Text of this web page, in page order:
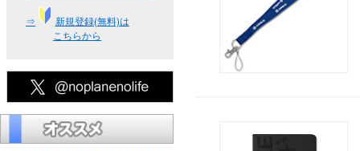
⇒
新規登録(無料)は
こちらから